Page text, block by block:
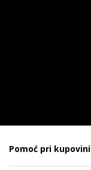
Pomoć pri kupovini